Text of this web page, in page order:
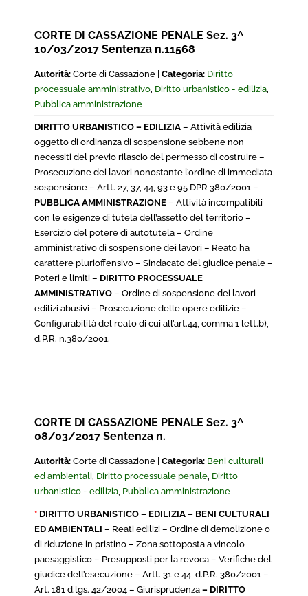
CORTE DI CASSAZIONE PENALE Sez. 3^
10/03/2017 Sentenza n.11568
Autorità: Corte di Cassazione | Categoria: Diritto
processuale amministrativo, Diritto urbanistico - edilizia,
Pubblica amministrazione
DIRITTO URBANISTICO – EDILIZIA – Attività edilizia
oggetto di ordinanza di sospensione sebbene non
necessiti del previo rilascio del permesso di costruire –
Prosecuzione dei lavori nonostante l’ordine di immediata
sospensione – Artt. 27, 37, 44, 93 e 95 DPR 380/2001 –
PUBBLICA AMMINISTRAZIONE – Attività incompatibili
con le esigenze di tutela dell’assetto del territorio –
Esercizio del potere di autotutela – Ordine
amministrativo di sospensione dei lavori – Reato ha
carattere plurioffensivo – Sindacato del giudice penale –
Poteri e limiti – DIRITTO PROCESSUALE
AMMINISTRATIVO – Ordine di sospensione dei lavori
edilizi abusivi – Prosecuzione delle opere edilizie –
Configurabilità del reato di cui all’art.44, comma 1 lett.b),
d.P.R. n.380/2001.
CORTE DI CASSAZIONE PENALE Sez. 3^
08/03/2017 Sentenza n.
Autorità: Corte di Cassazione | Categoria: Beni culturali
ed ambientali, Diritto processuale penale, Diritto
urbanistico - edilizia, Pubblica amministrazione
* DIRITTO URBANISTICO – EDILIZIA – BENI CULTURALI
ED AMBIENTALI – Reati edilizi – Ordine di demolizione o
di riduzione in pristino – Zona sottoposta a vincolo
paesaggistico – Presupposti per la revoca – Verifiche del
giudice dell’esecuzione – Artt. 31 e 44 d.P.R. 380/2001 –
Art. 181 d.lgs. 42/2004 – Giurisprudenza – DIRITTO